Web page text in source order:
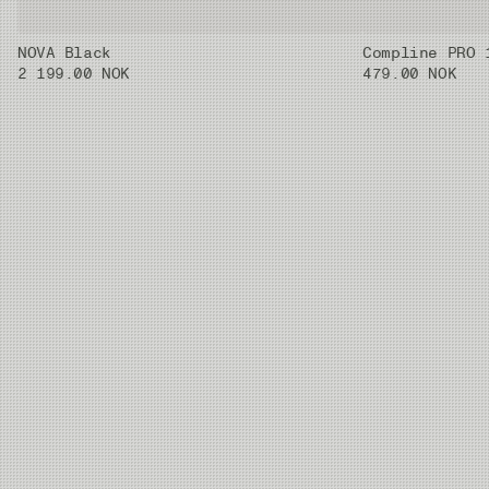
NOVA Black
2 199.00 NOK
Compline PRO
479.00 NOK